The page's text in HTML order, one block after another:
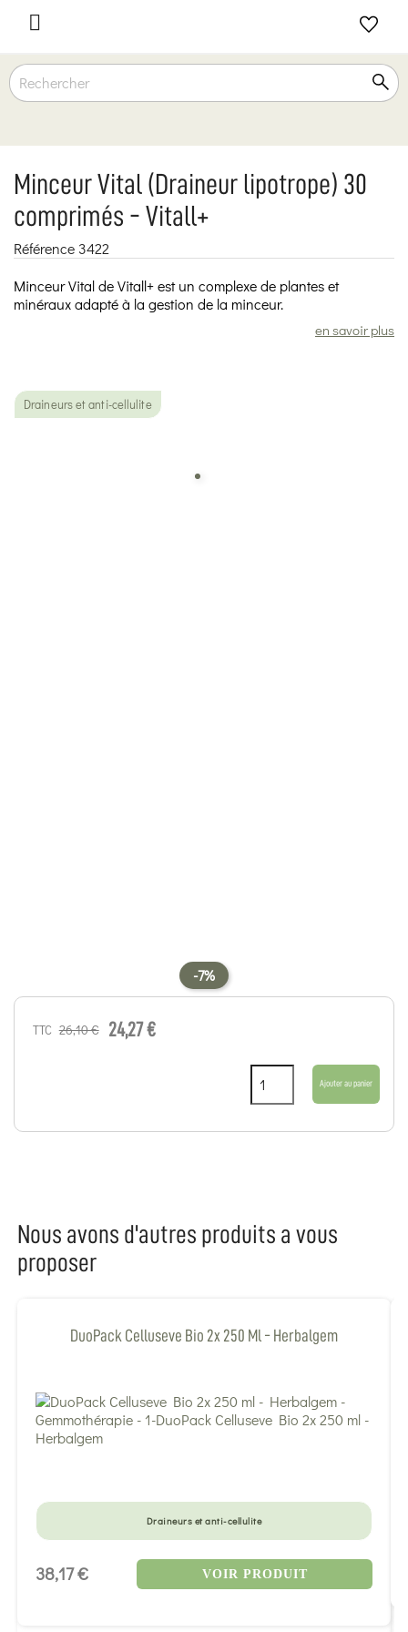

Minceur Vital (Draineur lipotrope) 30
comprimés - Vitall+
Référence 3422
Minceur Vital de Vitall+ est un complexe de plantes et
minéraux adapté à la gestion de la minceur.
en savoir plus
Draineurs et anti-cellulite
-7%
TTC 26,10 € 24,27 €
Ajouter au panier
Nous avons d'autres produits a vous
proposer
DuoPack Celluseve Bio 2x 250 Ml - Herbalgem
Draineurs et anti-cellulite
38,17 € VOIR PRODUIT